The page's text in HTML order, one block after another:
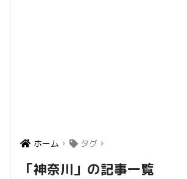
ホーム タグ
「神奈川」の記事一覧